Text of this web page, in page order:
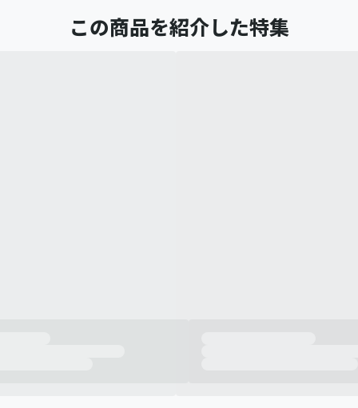
この商品を紹介した特集